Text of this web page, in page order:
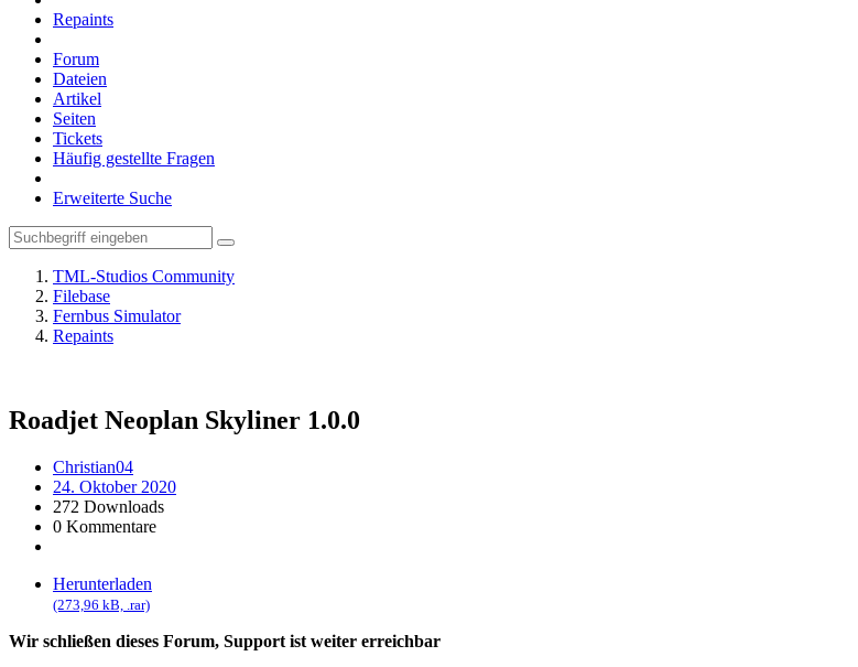
Repaints
Forum
Dateien
Artikel
Seiten
Tickets
Häufig gestellte Fragen
Erweiterte Suche
TML-Studios Community
Filebase
Fernbus Simulator
Repaints
Roadjet Neoplan Skyliner 1.0.0
Christian04
24. Oktober 2020
272 Downloads
0 Kommentare
Herunterladen
(273,96 kB, .rar)
Wir schließen dieses Forum, Support ist weiter erreichbar